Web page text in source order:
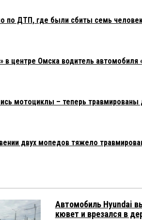
по ДТП, где были сбиты семь
в центре Омска водитель автомобиля
мотоциклы – теперь травмированы
двух мопедов тяжело
Автомобиль Hyundai
кювет и врезался в